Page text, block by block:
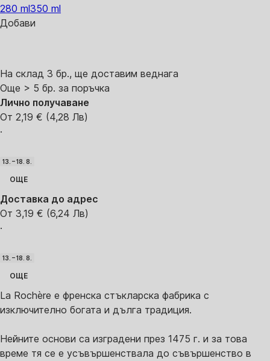
280 ml350 ml
Добави
На склад 3 бр., ще доставим веднага
Още > 5 бр. за поръчка
Лично получаване
От 2,19 € (4,28 Лв)
·
13. – 18. 8.
ОЩЕ
Доставка до адрес
От 3,19 € (6,24 Лв)
·
13. – 18. 8.
ОЩЕ
La Rochère е френска стъкларска фабрика с
изключително богата и дълга традиция.
Нейните основи са изградени през 1475 г. и за това
време тя се е усъвършенствала до съвършенство в